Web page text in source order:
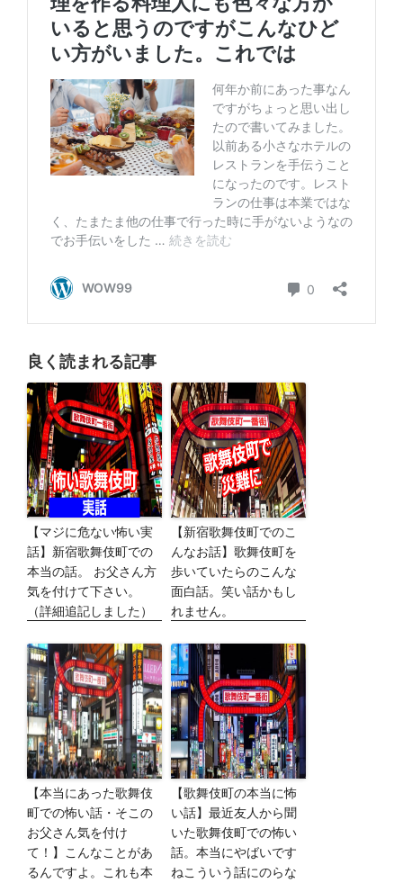
良く読まれる記事
【マジに危ない怖い実
話】新宿歌舞伎町での
本当の話。 お父さん方
気を付けて下さい。
（詳細追記しました）
【新宿歌舞伎町でのこ
んなお話】歌舞伎町を
歩いていたらのこんな
面白話。笑い話かもし
れません。
【本当にあった歌舞伎
町での怖い話・そこの
お父さん気を付け
て！】こんなことがあ
るんですよ。これも本
【歌舞伎町の本当に怖
い話】最近友人から聞
いた歌舞伎町での怖い
話。本当にやばいです
ねこういう話にのらな